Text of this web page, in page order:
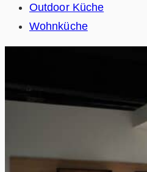
Outdoor Küche
Wohnküche